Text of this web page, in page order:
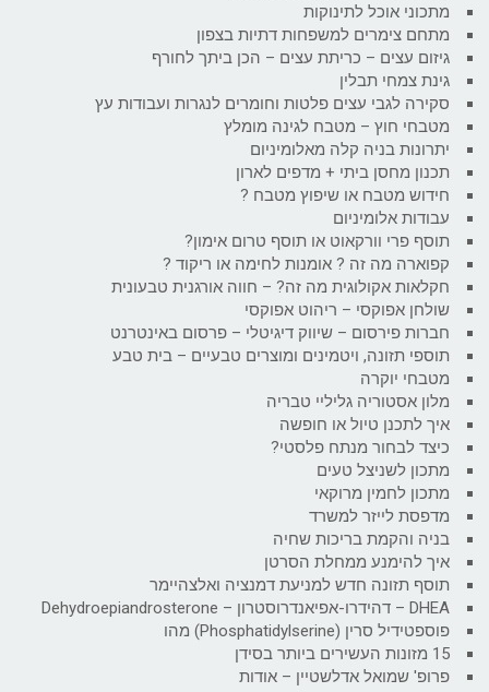
מתכוני אוכל לתינוקות
מתחם צימרים למשפחות דתיות בצפון
גיזום עצים – כריתת עצים – הכן ביתך לחורף
גינת צמחי תבלין
סקירה לגבי עצים פלטות וחומרים לנגרות ועבודות עץ
מטבחי חוץ – מטבח לגינה מומלץ
יתרונות בניה קלה מאלומיניום
תכנון מחסן ביתי + מדפים לארון
חידוש מטבח או שיפוץ מטבח ?
עבודות אלומיניום
תוסף פרי וורקאוט או תוסף טרום אימון?
קפוארה מה זה ? אומנות לחימה או ריקוד ?
חקלאות אקולוגית מה זה? – חווה אורגנית טבעונית
שולחן אפוקסי – ריהוט אפוקסי
חברות פירסום – שיווק דיגיטלי – פרסום באינטרנט
תוספי תזונה, ויטמינים ומוצרים טבעיים – בית טבע
מטבחי יוקרה
מלון אסטוריה גליליי טבריה
איך לתכנן טיול או חופשה
כיצד לבחור מנתח פלסטי?
מתכון לשניצל טעים
מתכון לחמין מרוקאי
מדפסת לייזר למשרד
בניה והקמת בריכות שחיה
איך להימנע ממחלת הסרטן
תוסף תזונה חדש למניעת דמנציה ואלצהיימר
DHEA – דהידרו-אפיאנדרוסטרון – Dehydroepiandrosterone
פוספטידיל סרין (Phosphatidylserine) מהו
15 מזונות העשירים ביותר בסידן
פרופ' שמואל אדלשטיין – אודות